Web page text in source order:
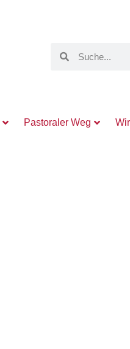
Pastoraler Weg